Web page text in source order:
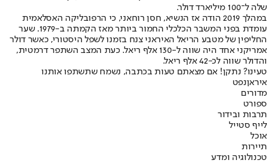
שלה ל־100 מיליארד דולר.
במהלך 2019 הודה אז הנשיא, חסן רוחאני, כי הרפובליקה האסלאמית
עומדת בפני המשבר הכלכלי החמור ביותר מאז הקמתה ב-1979. שער
החליפין של מטבע הריאל האיראני צנח בזמנו לשפל היסטורי, כאשר דולר
אמריקני אחד היה שווה ל-130 אלף ריאל. כעת המצב השתפר דרמטית,
והדולר שווה לכ-42 אלף ריאל.
טעינו? נתקן! אם מצאתם טעות בכתבה, נשמח שתשתפו אותנו
איראןנפט
מדורים
ספורט
תרבות ובידור
לייף סטייל
אוכל
תיירות
טכנולוגיה ומדע